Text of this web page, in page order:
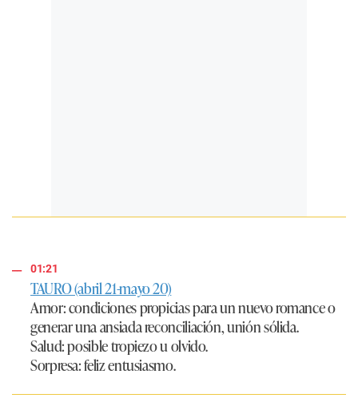
01:21
TAURO (abril 21-mayo 20)
Amor: condiciones propicias para un nuevo romance o
generar una ansiada reconciliación, unión sólida.
Salud: posible tropiezo u olvido.
Sorpresa: feliz entusiasmo.